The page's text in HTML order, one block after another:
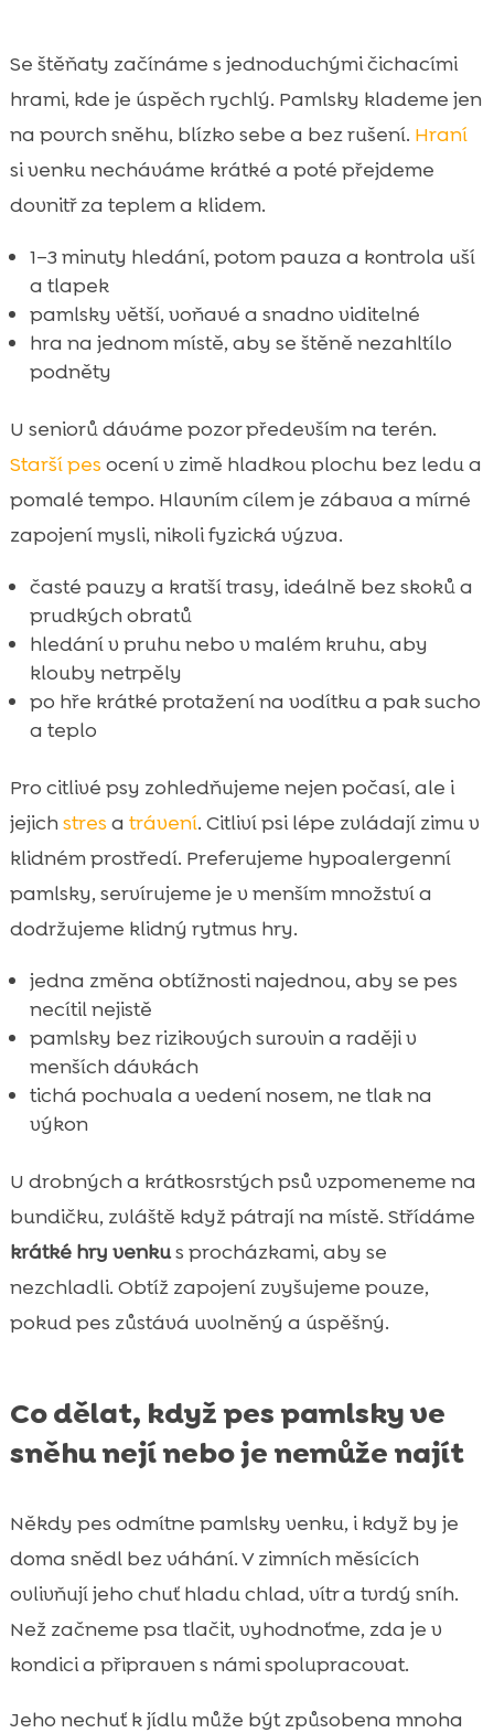
Se štěňaty začínáme s jednoduchými čichacími
hrami, kde je úspěch rychlý. Pamlsky klademe jen
na povrch sněhu, blízko sebe a bez rušení. Hraní
si venku necháváme krátké a poté přejdeme
dovnitř za teplem a klidem.
1–3 minuty hledání, potom pauza a kontrola uší
a tlapek
pamlsky větší, voňavé a snadno viditelné
hra na jednom místě, aby se štěně nezahltílo
podněty
U seniorů dáváme pozor především na terén.
Starší pes ocení v zimě hladkou plochu bez ledu a
pomalé tempo. Hlavním cílem je zábava a mírné
zapojení mysli, nikoli fyzická výzva.
časté pauzy a kratší trasy, ideálně bez skoků a
prudkých obratů
hledání v pruhu nebo v malém kruhu, aby
klouby netrpěly
po hře krátké protažení na vodítku a pak sucho
a teplo
Pro citlivé psy zohledňujeme nejen počasí, ale i
jejichstres a trávení. Citliví psi lépe zvládají zimu v
klidném prostředí. Preferujeme hypoalergenní
pamlsky, servírujeme je v menším množství a
dodržujeme klidný rytmus hry.
jedna změna obtížnosti najednou, aby se pes
necítil nejistě
pamlsky bez rizikových surovin a raději v
menších dávkách
tichá pochvala a vedení nosem, ne tlak na
výkon
U drobných a krátkosrstých psů vzpomeneme na
bundičku, zvláště když pátrají na místě. Střídáme
krátké hry venkus procházkami, aby se
nezchladli. Obtíž zapojení zvyšujeme pouze,
pokud pes zůstává uvolněný a úspěšný.
Co dělat, když pes pamlsky ve
sněhu nejí nebo je nemůže najít
Někdy pes odmítne pamlsky venku, i když by je
doma snědl bez váhání. V zimních měsících
ovlivňují jeho chuť hladu chlad, vítr a tvrdý sníh.
Než začneme psa tlačit, vyhodnoťme, zda je v
kondici a připraven s námi spolupracovat.
Jeho nechuť k jídlu může být způsobena mnoha